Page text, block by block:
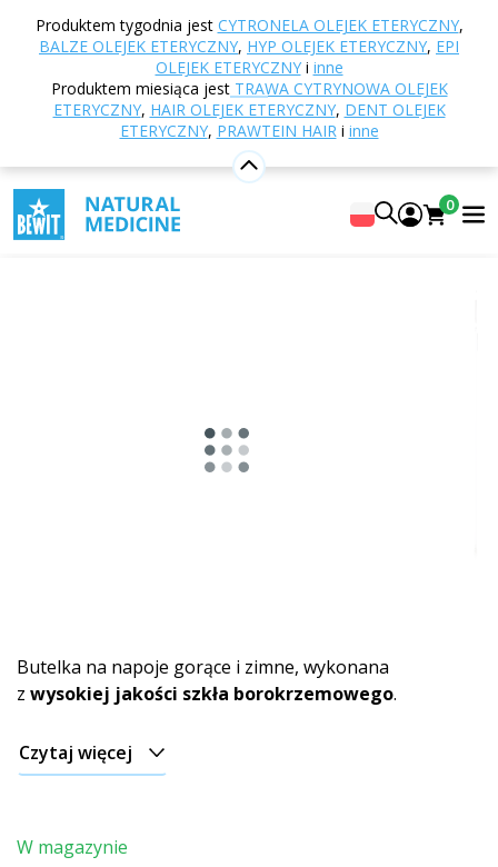
Produktem tygodnia jest CYTRONELA OLEJEK ETERYCZNY,
BALZE OLEJEK ETERYCZNY, HYP OLEJEK ETERYCZNY, EPI
OLEJEK ETERYCZNYi inne
Produktem miesiąca jest TRAWA CYTRYNOWA OLEJEK
ETERYCZNY, HAIR OLEJEK ETERYCZNY, DENT OLEJEK
ETERYCZNY, PRAWTEIN HAIRi inne
0
Strona główna
Opakowania i akcesoria
Inne pomoce
Butelka
szklana 0,5 l z LOGO
Butelka szklana 0,5 l z LOGO
butelka szklana
5 Pokaż 5 recenzji
Butelka na napoje gorące i zimne, wykonana
z wysokiej jakości szkła borokrzemowego.
Czytaj więcej
W magazynie